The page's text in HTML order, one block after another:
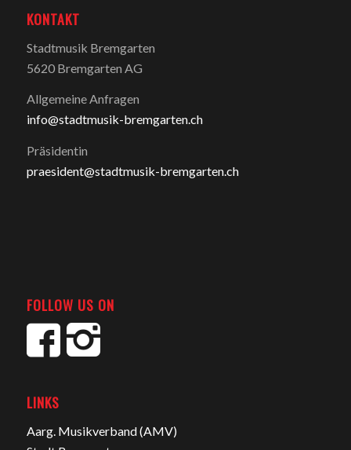
KONTAKT
Stadtmusik Bremgarten
5620 Bremgarten AG
Allgemeine Anfragen
info@stadtmusik-bremgarten.ch
Präsidentin
praesident@stadtmusik-bremgarten.ch
FOLLOW US ON
LINKS
Aarg. Musikverband (AMV)